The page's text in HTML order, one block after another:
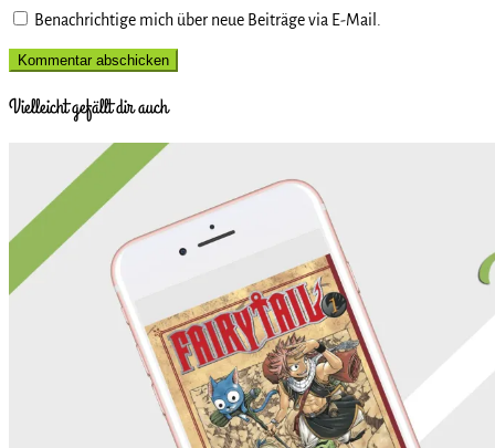
Benachrichtige mich über neue Beiträge via E-Mail.
Vielleicht gefällt dir auch